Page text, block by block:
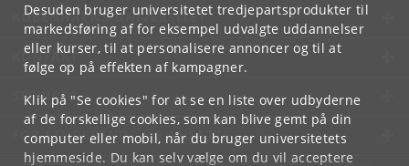
Desuden bruger universitetet tredjepartsprodukter til
markedsføring af for eksempel udvalgte uddannelser
eller kurser, til at personalisere annoncer og til at
følge op på effekten af kampagner.
Klik på "Se cookies" for at se en liste over udbyderne
af de forskellige cookies, som kan blive gemt på din
computer eller mobil, når du bruger universitetets
hjemmeside. Du kan selv vælge om du vil acceptere
KØBENHAVNS UNIVERSITET
KONTAKT
SERVICES
FOR STUDERENDE OG ANSATTE